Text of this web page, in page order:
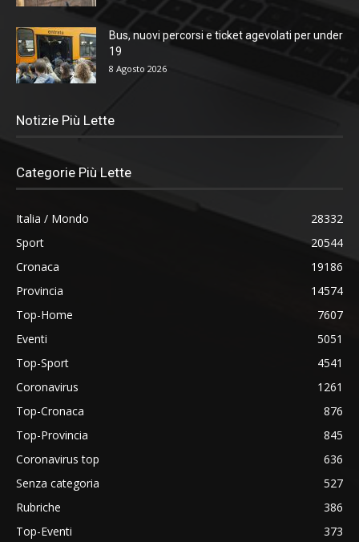
Bus, nuovi percorsi e ticket agevolati per under
19
8 Agosto 2026
Notizie Più Lette
Categorie Più Lette
Italia / Mondo
28332
Sport
20544
Cronaca
19186
Provincia
14574
Top-Home
7607
Eventi
5051
Top-Sport
4541
Coronavirus
1261
Top-Cronaca
876
Top-Provincia
845
Coronavirus top
636
Senza categoria
527
Rubriche
386
Top-Eventi
373